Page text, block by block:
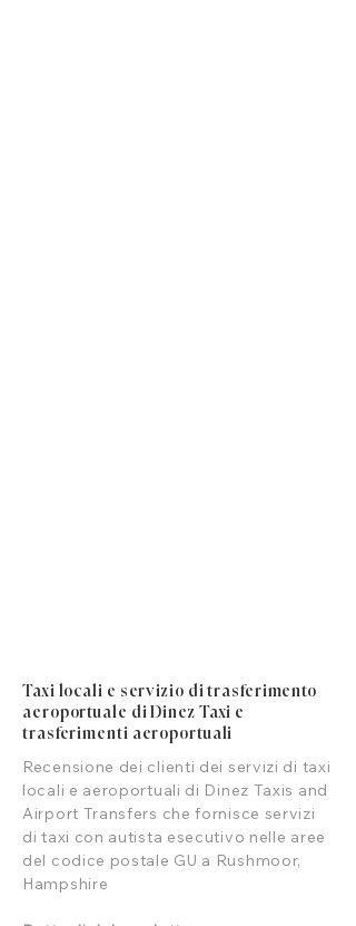
Taxi locali e servizio di trasferimento
aeroportuale di Dinez Taxi e
trasferimenti aeroportuali
Recensione dei clienti dei servizi di taxi
locali e aeroportuali di Dinez Taxis and
Airport Transfers che fornisce servizi
di taxi con autista esecutivo nelle aree
del codice postale GU a Rushmoor,
Hampshire